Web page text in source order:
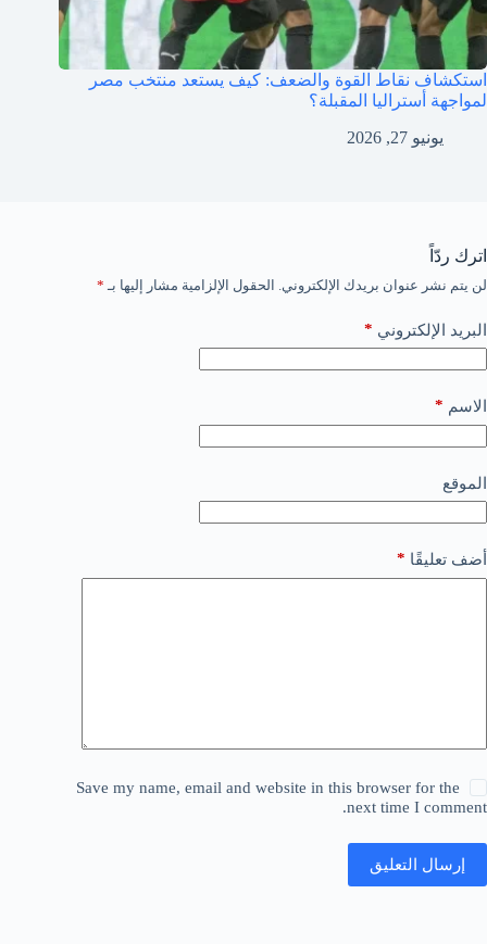
استكشاف نقاط القوة والضعف: كيف يستعد منتخب مصر
لمواجهة أستراليا المقبلة؟
يونيو 27, 2026
اترك ردّاً
لن يتم نشر عنوان بريدك الإلكتروني. الحقول الإلزامية مشار إليها بـ *
البريد الإلكتروني *
الاسم *
الموقع
أضف تعليقًا *
Save my name, email and website in this browser for the
next time I comment.
إرسال التعليق